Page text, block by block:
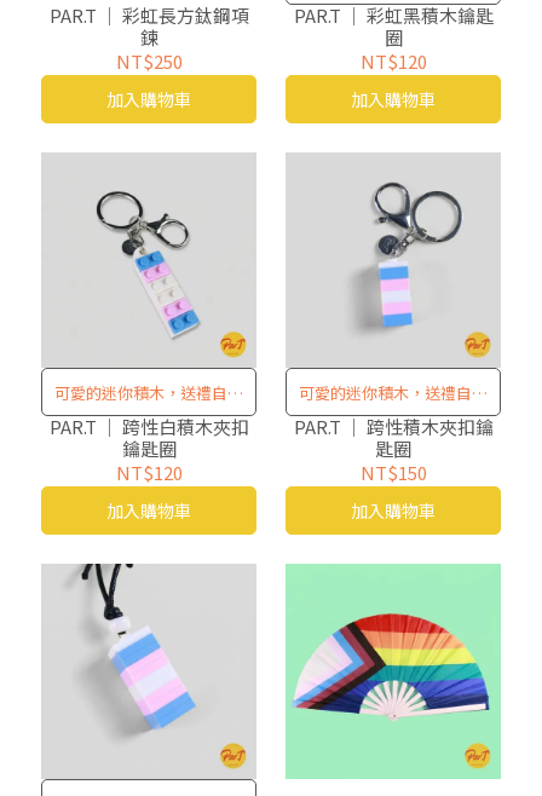
PAR.T ｜ 彩虹長方鈦鋼項
鍊
NT$250
加入購物車
楚表態
PAR.T ｜ 彩虹黑積木鑰匙
圈
NT$120
加入購物車
可愛的迷你積木，送禮自用
兩相宜！
PAR.T ｜ 跨性白積木夾扣
鑰匙圈
NT$120
加入購物車
可愛的迷你積木，送禮自用
兩相宜！
PAR.T ｜ 跨性積木夾扣鑰
匙圈
NT$150
加入購物車